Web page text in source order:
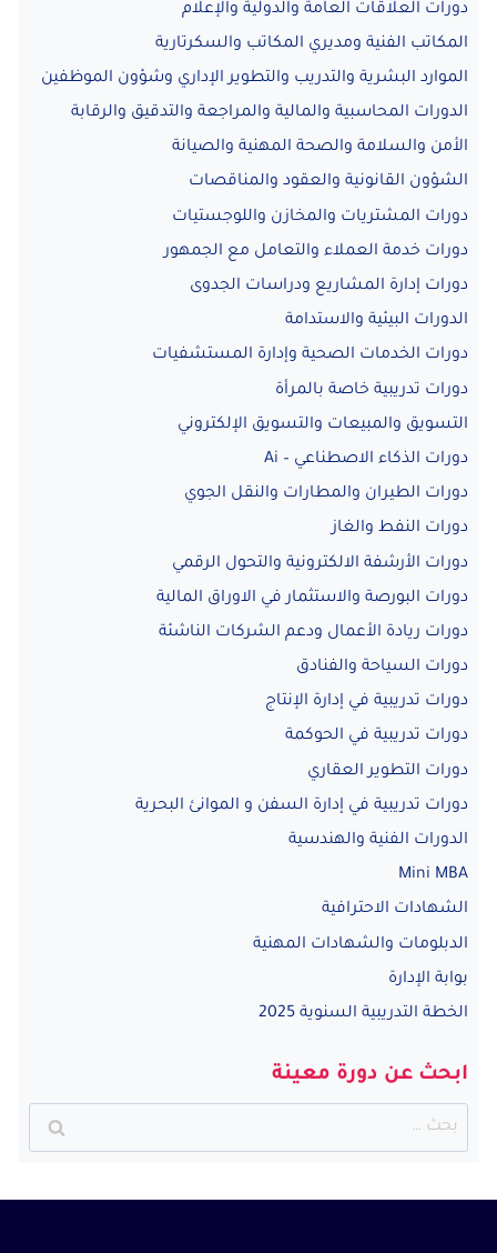
دورات العلاقات العامة والدولية والإعلام
المكاتب الفنية ومديري المكاتب والسكرتارية
الموارد البشرية والتدريب والتطوير الإداري وشؤون الموظفين
الدورات المحاسبية والمالية والمراجعة والتدقيق والرقابة
الأمن والسلامة والصحة المهنية والصيانة
الشؤون القانونية والعقود والمناقصات
دورات المشتريات والمخازن واللوجستيات
دورات خدمة العملاء والتعامل مع الجمهور
دورات إدارة المشاريع ودراسات الجدوى
الدورات البيئية والاستدامة
دورات الخدمات الصحية وإدارة المستشفيات
دورات تدريبية خاصة بالمرأة
التسويق والمبيعات والتسويق الإلكتروني
دورات الذكاء الاصطناعي – Ai
دورات الطيران والمطارات والنقل الجوي
دورات النفط والغاز
دورات الأرشفة الالكترونية والتحول الرقمي
دورات البورصة والاستثمار في الاوراق المالية
دورات ريادة الأعمال ودعم الشركات الناشئة
دورات السياحة والفنادق
دورات تدريبية في إدارة الإنتاج
دورات تدريبية في الحوكمة
دورات التطوير العقاري
دورات تدريبية في إدارة السفن و الموانئ البحرية
الدورات الفنية والهندسية
Mini MBA
الشهادات الاحترافية
الدبلومات والشهادات المهنية
بوابة الإدارة
الخطة التدريبية السنوية 2025
ابحث عن دورة معينة
البحث
عن: